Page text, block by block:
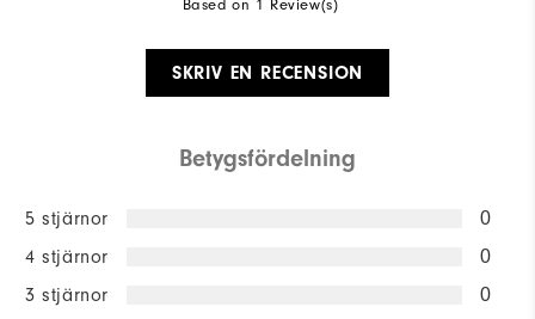
Based on 1 Review(s)
SKRIV EN RECENSION
Betygsfördelning
5 stjärnor 0
4 stjärnor 0
3 stjärnor 0